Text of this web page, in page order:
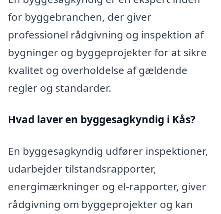
for byggebranchen, der giver
professionel rådgivning og inspektion af
bygninger og byggeprojekter for at sikre
kvalitet og overholdelse af gældende
regler og standarder.
Hvad laver en byggesagkyndig i Kås?
En byggesagkyndig udfører inspektioner,
udarbejder tilstandsrapporter,
energimærkninger og el-rapporter, giver
rådgivning om byggeprojekter og kan